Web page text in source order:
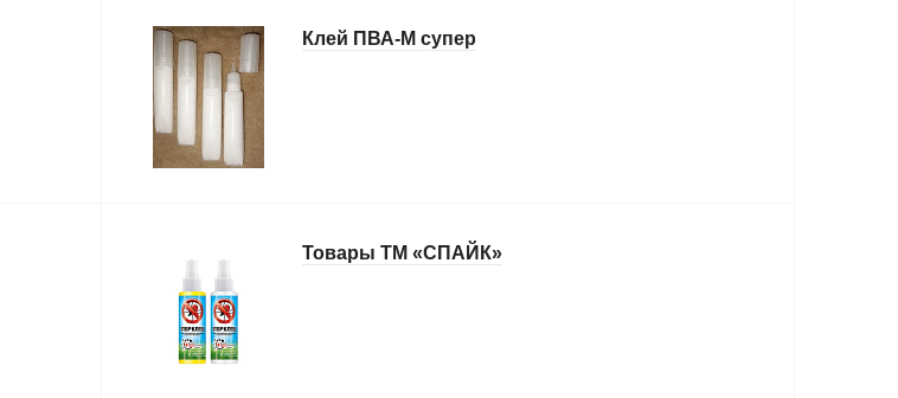
Клей ПВА-М супер
Товары ТМ «СПАЙК»